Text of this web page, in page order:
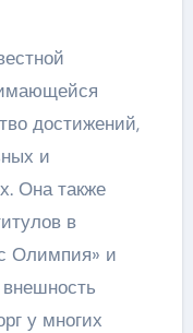
достижений,
и
Она также
в
Олимпия» и
у многих